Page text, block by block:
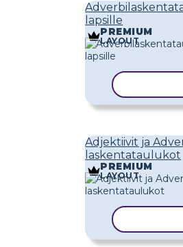
lapsille
PREMIUM
LAYOUT
Adjektiivit ja
laskentataulukot
PREMIUM
LAYOUT